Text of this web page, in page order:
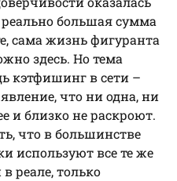
большая сумма
сама жизнь фигуранта
здесь. Но тема
кэтфишинг в сети –
что ни одна, ни
и близко не раскроют.
что в большинстве
используют все те же
реале, только